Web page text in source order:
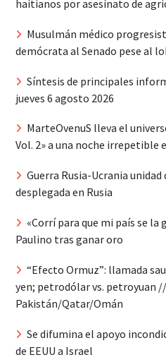
haitianos por asesinato de
Musulmán médico
demócrata al Senado pese al
Síntesis de principales
jueves 6 agosto 2026
MarteOvenuS lleva el
Vol. 2» a una noche irrepetible
Guerra Rusia-Ucrania
desplegada en Rusia
«Corrí para que mi país se la
Paulino tras ganar oro
“Efecto Ormuz”: llamada
yen; petrodólar vs. petroyuan
Pakistán/Qatar/Omán
Se difumina el apoyo
de EEUU a Israel